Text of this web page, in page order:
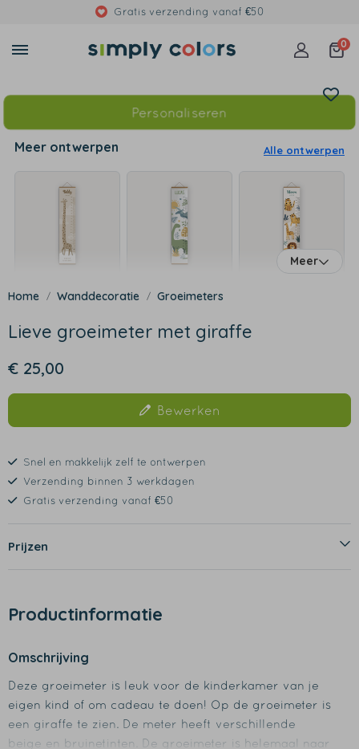
Gratis verzending vanaf €50
0
Personaliseren
Meer ontwerpen Alle ontwerpen
Meer
Wanddecoratie Groeimeters
Lieve groeimeter met giraffe
€ 25,00
Bewerken
Snel en makkelijk zelf te ontwerpen
Verzending binnen 3 werkdagen
Gratis verzending vanaf €50
Prijzen
Productinformatie
Omschrijving
Deze groeimeter is leuk voor de kinderkamer van je
eigen kind of om cadeau te doen! Op de groeimeter is
een giraffe te zien. De meter heeft verschillende
beige en bruinetinten. De groeimeter is helemaal naar